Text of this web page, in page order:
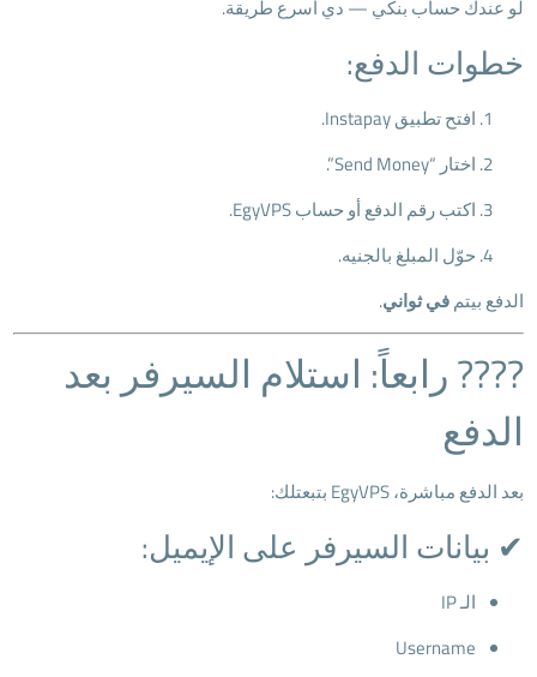
لو عندك حساب بنكي — دي أسرع طريقة.
خطوات الدفع:
افتح تطبيق Instapay.
اختار “Send Money”.
اكتب رقم الدفع أو حساب EgyVPS.
حوّل المبلغ بالجنيه.
الدفع بيتمفي ثواني.
???? رابعاً: استلام السيرفر بعد
الدفع
بعد الدفع مباشرة، EgyVPS بتبعتلك:
✔ بيانات السيرفر على الإيميل:
الـ IP
Username